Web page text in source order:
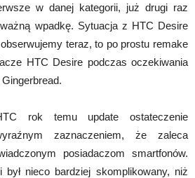
w danej kategorii, już drugi raz
wpadkę. Sytuacja z HTC Desire
teraz, to po prostu remake
HTC Desire podczas oczekiwania
rok temu update ostateczenie
zaznaczeniem, że zaleca
posiadaczom smartfonów.
był nieco bardziej skomplikowany, niż